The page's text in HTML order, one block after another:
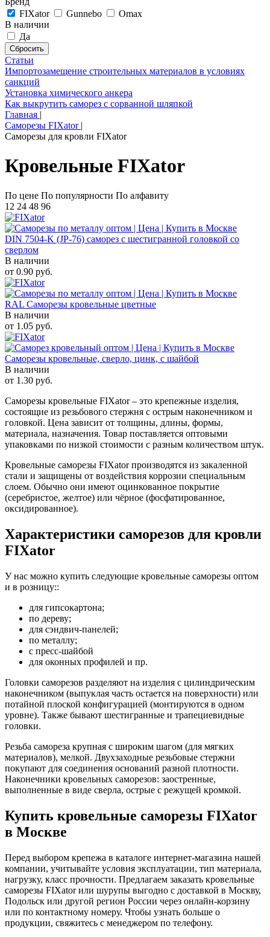
FIXator
Gunnebo
Omax
В наличии
Да
Статьи
Импортозамещение строительных материалов в условиях
санкций
Установка химического анкера
Как выкрутить саморез с сорванной шляпкой
Главная |
Саморезы FIXator |
Саморезы для кровли FIXator
Кровельные FIXator
По цене По популярности По алфавиту
12 24 48 96
DIN 7504-K (JP-76) саморез с шестигранной головкой со
сверлом
В наличии
от 0.90 руб.
RAL Саморезы кровельные цветные
В наличии
от 1.05 руб.
Саморезы кровельные, сверло, цинк, с шайбой
В наличии
от 1.30 руб.
Саморезы кровельные FIXator – это крепежные изделия,
состоящие из резьбового стержня с острым наконечником и
головкой. Цена зависит от толщины, длины, формы,
материала, назначения. Товар поставляется оптовыми
упаковками по низкой стоимости с разным количеством штук.
Кровельные саморезы FIXator производятся из закаленной
стали и защищены от воздействия коррозии специальным
слоем. Обычно они имеют оцинкованное покрытие
(серебристое, желтое) или чёрное (фосфатированное,
оксидированное).
Характеристики саморезов для кровли
FIXator
У нас можно купить следующие кровельные саморезы оптом
и в розницу::
для гипсокартона;
по дереву;
для сэндвич-панелей;
по металлу;
с пресс-шайбой
для оконных профилей и пр.
Головки саморезов разделяют на изделия с цилиндрическим
наконечником (выпуклая часть остается на поверхности) или
потайной плоской конфигурацией (монтируются в одном
уровне). Также бывают шестигранные и трапециевидные
головки.
Резьба самореза крупная с широким шагом (для мягких
материалов), мелкой. Двухзаходные резьбовые стержни
покупают для соединения оснований разной плотности.
Наконечники кровельных саморезов: заостренные,
выполненные в виде сверла, острые с режущей кромкой.
Купить кровельные саморезы FIXator
в Москве
Перед выбором крепежа в каталоге интернет-магазина нашей
компании, учитывайте условия эксплуатации, тип материала,
нагрузку, класс прочности. Предлагаем заказать кровельные
саморезы FIXator или шурупы выгодно с доставкой в Москву,
Подольск или другой регион России через онлайн-корзину
или по контактному номеру. Чтобы узнать больше о
продукции, свяжитесь с менеджером по телефону.